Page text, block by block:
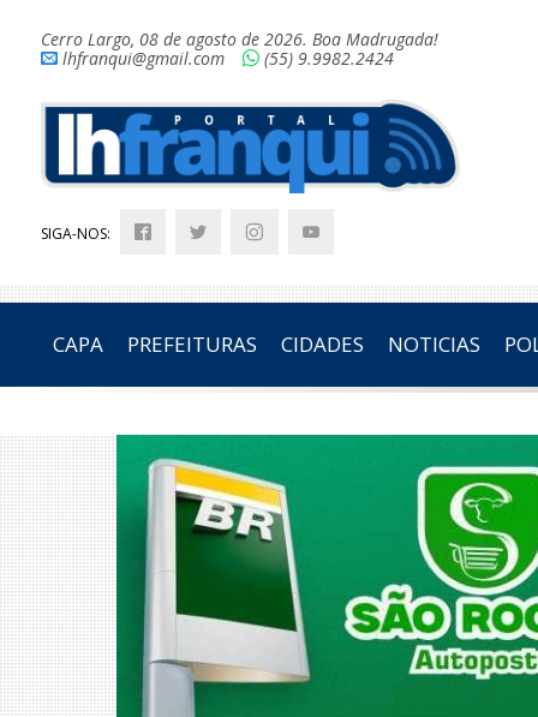
Cerro Largo, 08 de agosto de 2026. Boa Madrugada!
lhfranqui@gmail.com
(55) 9.9982.2424
SIGA-NOS:
CAPA PREFEITURAS CIDADES NOTICIAS